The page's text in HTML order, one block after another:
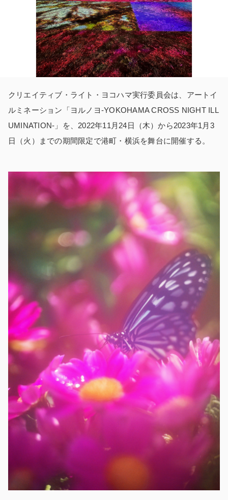
クリエイティブ・ライト・ヨコハマ実行委員会は、アートイ
ルミネーション「ヨルノヨ-YOKOHAMA CROSS NIGHT ILL
UMINATION-」を、2022年11月24日（木）から2023年1月3
日（火）までの期間限定で港町・横浜を舞台に開催する。